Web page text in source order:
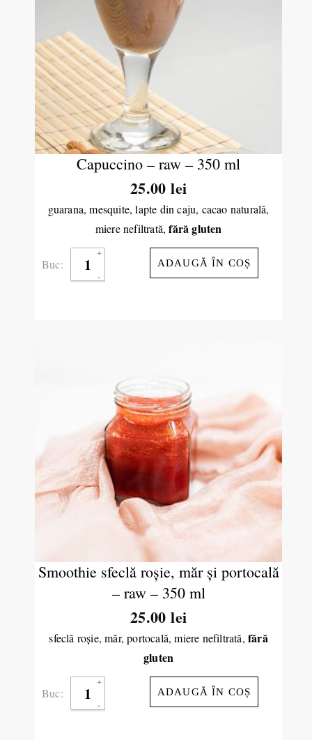
Capuccino – raw – 350 ml
25.00lei
guarana, mesquite, lapte din caju, cacao naturală,
miere nefiltrată,fără gluten
Buc: ADAUGĂ ÎN COȘ
Smoothie sfeclă roşie, măr şi portocală
– raw – 350 ml
25.00lei
sfeclă roşie, măr, portocală, miere nefiltrată,fără
gluten
Buc: ADAUGĂ ÎN COȘ